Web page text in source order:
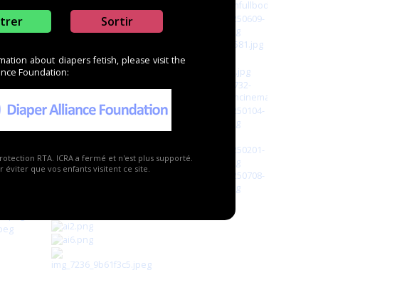
Sortir
about diapers fetish, please visit the
Foundation:
RTA. ICRA a fermé et n'est plus supporté.
que vos enfants visitent ce site.